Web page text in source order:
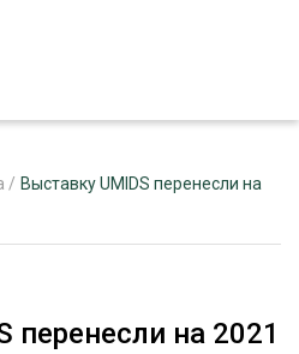
/ Выставку UMIDS перенесли на
перенесли на 2021